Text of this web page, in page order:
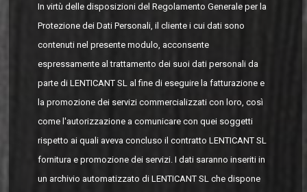
In virtù delle disposizioni del Regolamento Generale per la
Protezione dei Dati Personali, il cliente i cui dati sono
contenuti nel presente modulo, acconsente
espressamente al trattamento dei suoi dati personali da
parte di LENTICANT SL al fine di eseguire la fatturazione e
la promozione dei servizi commercializzati con loro, così
come l'autorizzazione a comunicare con quei soggetti
rispetto ai quali aveva concluso il contratto LENTICANT SL
fornitura e promozione dei servizi. I dati saranno inseriti in
un archivio automatizzato di LENTICANT SL che dispone